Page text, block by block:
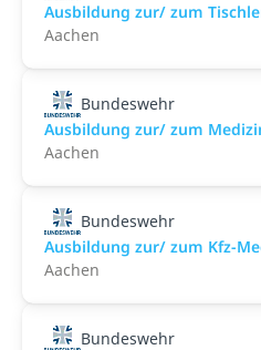
Ausbildung zur/ zum
Aachen
Bundeswehr
Ausbildung zur/ zum
Aachen
Bundeswehr
Ausbildung zur/ zum Kfz-
Aachen
Bundeswehr